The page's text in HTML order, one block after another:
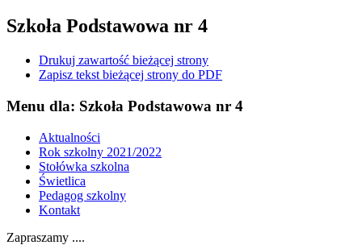
Szkoła Podstawowa nr 4
Drukuj zawartość bieżącej strony
Zapisz tekst bieżącej strony do PDF
Menu dla: Szkoła Podstawowa nr 4
Aktualności
Rok szkolny 2021/2022
Stołówka szkolna
Świetlica
Pedagog szkolny
Kontakt
Zapraszamy ....